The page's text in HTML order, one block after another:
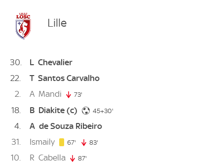
Lille
30 L Chevalier
22
T Santos Carvalho
2
A Mandi 73'
18 B Diakite (c) 45+30'
4 A de Souza Ribeiro
31
Ismaily 67' 67. minute
83'
10 R Cabella 87'